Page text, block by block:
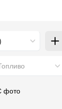
фото